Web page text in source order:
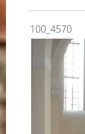
100_4570